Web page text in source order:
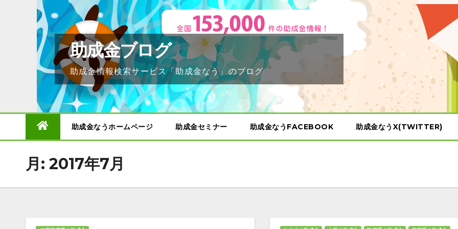
助成金ブログ
助成金情報検索サービス「助成金なう」のブログ
助成金なうホームページ 助成金セミナー 助成金なうFACEBOOK 助成金なうX(TWITTER)
月: 2017年7月